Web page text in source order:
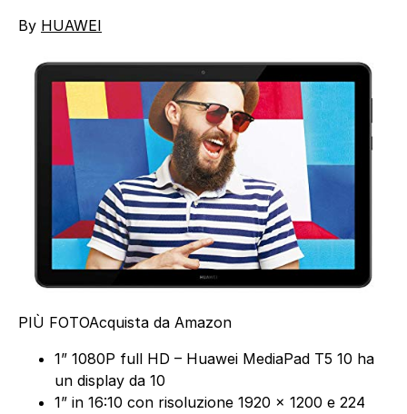
By HUAWEI
PIÙ FOTOAcquista da Amazon
1” 1080P full HD – Huawei MediaPad T5 10 ha
un display da 10
1” in 16:10 con risoluzione 1920 x 1200 e 224